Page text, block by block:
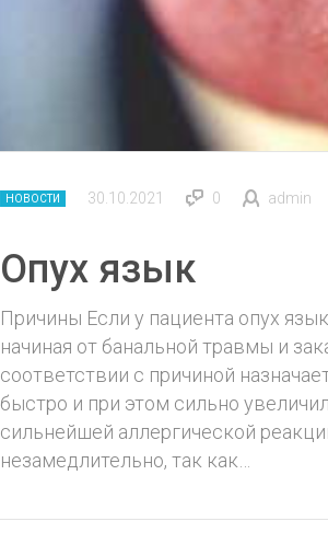
НОВОСТИ 30.10.2021 0 admin
Опух язык
Причины Если у пациента опух
начиная от банальной травмы и
соответствии с причиной
быстро и при этом сильно
сильнейшей аллергической
незамедлительно, так как…